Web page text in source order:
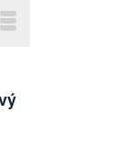
Řádkový